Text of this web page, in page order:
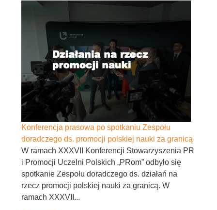
Konferencja prasowa po spotkaniu Zespołu
doradczego ds. promocji polskiej nauki za granicą
W ramach XXXVII Konferencji Stowarzyszenia PR
i Promocji Uczelni Polskich „PRom” odbyło się
spotkanie Zespołu doradczego ds. działań na
rzecz promocji polskiej nauki za granicą. W
ramach XXXVII...